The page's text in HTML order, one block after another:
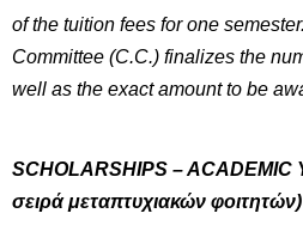
of the tuition fees for one
Committee (C.C.) finalizes the
well as the exact amount to be
SCHOLARSHIPS – ACADEMIC
σειρά μεταπτυχιακών φοιτητών)